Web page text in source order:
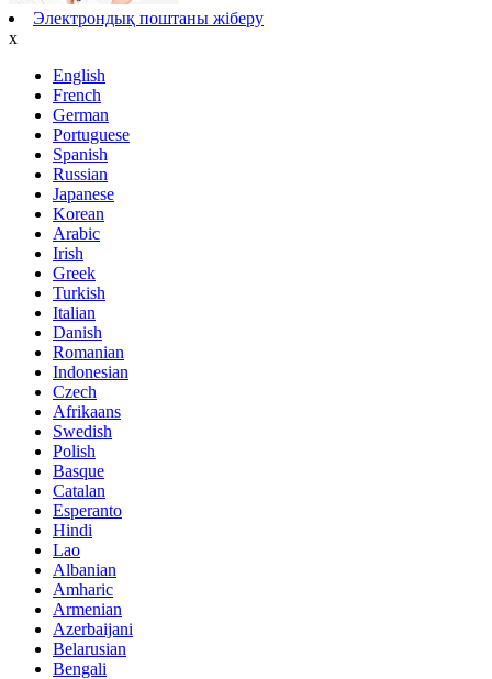
Электрондық поштаны жіберу
x
English
French
German
Portuguese
Spanish
Russian
Japanese
Korean
Arabic
Irish
Greek
Turkish
Italian
Danish
Romanian
Indonesian
Czech
Afrikaans
Swedish
Polish
Basque
Catalan
Esperanto
Hindi
Lao
Albanian
Amharic
Armenian
Azerbaijani
Belarusian
Bengali